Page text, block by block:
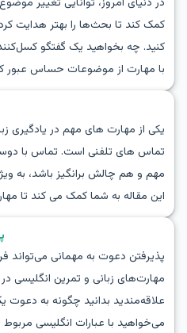
را قادر می‌سازد تا مکالمات خود را به
باشید تا از طریق آموزش مکالمه
لباس به انگلیسی یاد بگیرید که
ارتباط برقرار کنید.
کمک کند تا بحث‌ها را بهتر هدایت
کنید. چه بخواهید یک گفتگو
با مهارت از موضوعات حساس عبور
که چگونه به طور مؤثر موضوع گفتگو
با واژگان و عبارات مفید آشنا
که مکالمات واقعی را به نمایش
خواهید کرد. با مطالعه بیشتر، نه
بهبود خواهید بخشید، بلکه تغییر
برایتان آسان‌تر خواهد شد.
یکی از مهارت های مهم در یادگیری
تماس های تلفنی است. تماس با
مهم و هم چالش برانگیز باشد، به
این مقاله به شما کمک می کند تا
خود بهبود بخشید. با آشنایی با
و نقش آفرینی مکالمه با دوست به
اطمینان بیشتری ارتباط برقرار کنید.
دوست تماس بگیریم و تمرینات
انجام دهیم.
پذیرفتن دعوت به مهمانی می‌تواند
مهارت‌های زبانی و تمرین انگلیسی
علاقه‌مندید بدانید چگونه به
می‌خواهید با عبارات انگلیسی